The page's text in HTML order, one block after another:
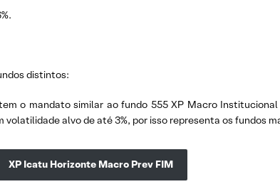
distintos:
o mandato similar ao fundo 555 XP Macro
alvo de até 3%, por isso representa os fundos
XP Icatu Horizonte Macro Prev FIM